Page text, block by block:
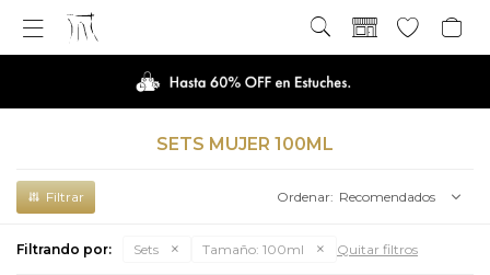

SETS MUJER 100ML
Recomendados
Filtrando por: Sets Tamaño: 100ml Quitar filtros